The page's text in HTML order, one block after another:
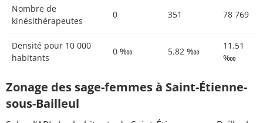
Nombre de
kinésithérapeutes
0 351 78 769
Densité pour 10 000
habitants
0 ‱ 5.82 ‱
11.51
‱
Zonage des sage-femmes à Saint-Étienne-
sous-Bailleul